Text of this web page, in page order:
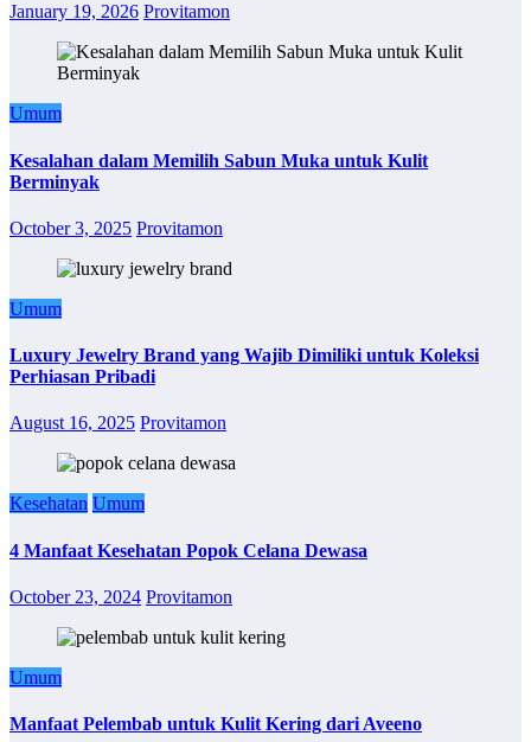
January 19, 2026 Provitamon
Umum
Kesalahan dalam Memilih Sabun Muka untuk Kulit
Berminyak
October 3, 2025 Provitamon
Umum
Luxury Jewelry Brand yang Wajib Dimiliki untuk Koleksi
Perhiasan Pribadi
August 16, 2025 Provitamon
Kesehatan Umum
4 Manfaat Kesehatan Popok Celana Dewasa
October 23, 2024 Provitamon
Umum
Manfaat Pelembab untuk Kulit Kering dari Aveeno